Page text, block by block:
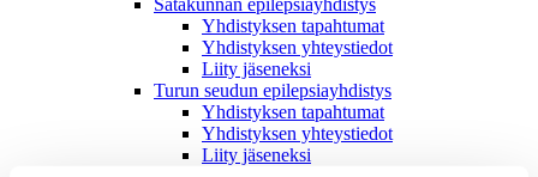
Satakunnan epilepsiayhdistys
Yhdistyksen tapahtumat
Yhdistyksen yhteystiedot
Liity jäseneksi
Turun seudun epilepsiayhdistys
Yhdistyksen tapahtumat
Yhdistyksen yhteystiedot
Liity jäseneksi